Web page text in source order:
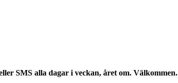
SMS alla dagar i veckan, året om. Välkommen.